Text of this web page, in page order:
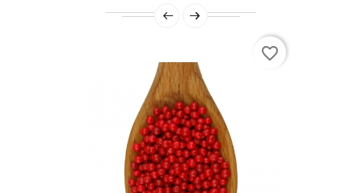
favorite_border